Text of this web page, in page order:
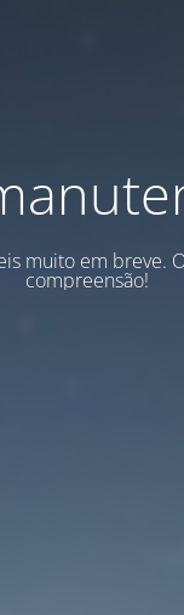
muito em breve.
compreensão!